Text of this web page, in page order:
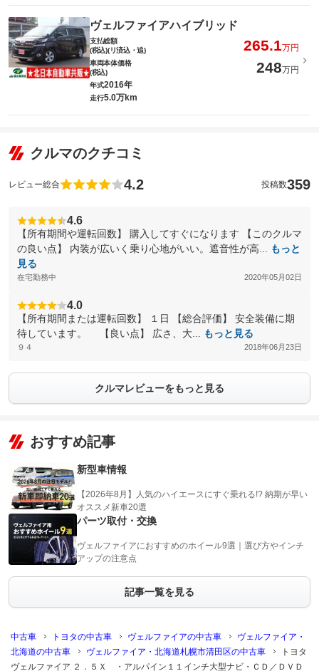
ヴェルファイアハイブリッド
支払総額
(税込)(リ済込・追)
265.1万円
車両本体価格
(税込)
248万円
年式2016年
走行5.0万km
クルマのクチコミ
レビュー総合 4.2 投稿数359
4.6
【所有期間や運転回数】 購入してすぐになります 【このクルマ
の良い点】 内装が広いく乗り心地がいい。遮音性が高...
もっと
見る
在宅勤務中 2020年05月02日
4.0
【所有期間または運転回数】 １日 【総合評価】 安全装備に期
待しています。 【良い点】 広さ、大...
もっと見る
９４ 2018年06月23日
クルマレビューをもっと見る
おすすめ記事
新型車情報
【2026年8月】人気のハイエースにすぐ乗れる!? 納期が早い
オススメ新車20選
パーツ取付・交換
ヴェルファイアにおすすめのホイール9選｜選び方やインチ
アップの注意点
記事一覧を見る
中古車 トヨタの中古車 ヴェルファイアの中古車
ヴェルファイア・
北海道の中古車
ヴェルファイア・北海道札幌市清田区の中古車
トヨタ
ヴェルファイア ２．５Ｘ ・アルパイン１１インチ大型ナビ・ＣＤ／ＤＶＤ